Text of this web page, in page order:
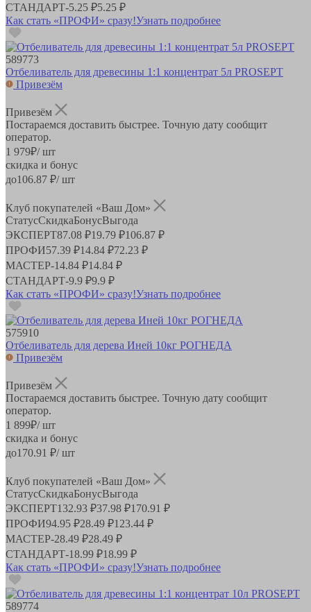
СТАНДАРТ-5.25 ₽5.25 ₽
Как стать «ПРОФИ» сразу!Узнать подробнее
589773
Отбеливатель для древесины 1:1 концентрат 5л PROSEPT
Привезём
Привезём
Постараемся доставить быстрее. Точную дату сообщит
оператор.
1 979₽/ шт
скидка и бонус
до106.87 ₽/ шт
Клуб покупателей «Ваш Дом»
СтатусСкидкаБонусВыгода
ЭКСПЕРТ87.08 ₽19.79 ₽106.87 ₽
ПРОФИ57.39 ₽14.84 ₽72.23 ₽
МАСТЕР-14.84 ₽14.84 ₽
СТАНДАРТ-9.9 ₽9.9 ₽
Как стать «ПРОФИ» сразу!Узнать подробнее
575910
Отбеливатель для дерева Иней 10кг РОГНЕДА
Привезём
Привезём
Постараемся доставить быстрее. Точную дату сообщит
оператор.
1 899₽/ шт
скидка и бонус
до170.91 ₽/ шт
Клуб покупателей «Ваш Дом»
СтатусСкидкаБонусВыгода
ЭКСПЕРТ132.93 ₽37.98 ₽170.91 ₽
ПРОФИ94.95 ₽28.49 ₽123.44 ₽
МАСТЕР-28.49 ₽28.49 ₽
СТАНДАРТ-18.99 ₽18.99 ₽
Как стать «ПРОФИ» сразу!Узнать подробнее
589774